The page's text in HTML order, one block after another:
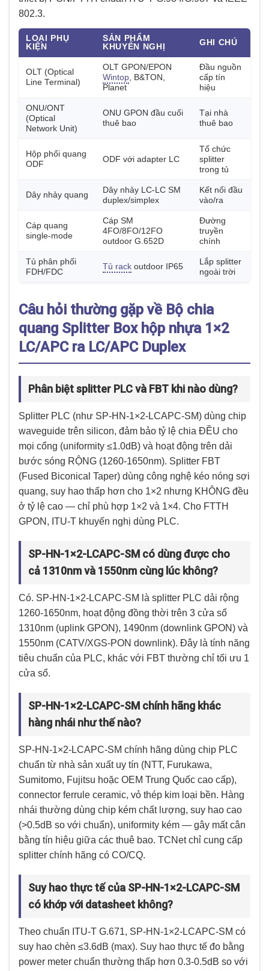
802.3.
LOẠI PHỤ
KIỆN
SẢN PHẨM
KHUYẾN NGHỊ
GHI CHÚ
OLT (Optical
Line Terminal)
OLT GPON/EPON
Wintop, B&TON,
Planet
Đầu nguồn
cấp tín
hiệu
ONU/ONT
(Optical
Network Unit)
ONU GPON đầu cuối
thuê bao
Tại nhà
thuê bao
Hộp phối quang
ODF
ODF với adapter LC
Tổ chức
splitter
trong tủ
Dây nhảy quang
Dây nhảy LC-LC SM
duplex/simplex
Kết nối đầu
vào/ra
Cáp quang
single-mode
Cáp SM
4FO/8FO/12FO
outdoor G.652D
Đường
truyền
chính
Tủ phân phối
FDH/FDC
Tủ rack outdoor IP65
Lắp splitter
ngoài trời
Câu hỏi thường gặp về Bộ chia
quang Splitter Box hộp nhựa 1×2
LC/APC ra LC/APC Duplex
Phân biệt splitter PLC và FBT khi nào dùng?
Splitter PLC (như SP-HN-1×2-LCAPC-SM) dùng chip
waveguide trên silicon, đảm bảo tỷ lệ chia ĐỀU cho
mọi cổng (uniformity ≤1.0dB) và hoạt động trên dải
bước sóng RỘNG (1260-1650nm). Splitter FBT
(Fused Biconical Taper) dùng công nghệ kéo nóng sợi
quang, suy hao thấp hơn cho 1×2 nhưng KHÔNG đều
ở tỷ lệ cao — chỉ phù hợp 1×2 và 1×4. Cho FTTH
GPON, ITU-T khuyến nghị dùng PLC.
SP-HN-1×2-LCAPC-SM có dùng được cho
cả 1310nm và 1550nm cùng lúc không?
Có. SP-HN-1×2-LCAPC-SM là splitter PLC dải rộng
1260-1650nm, hoạt động đồng thời trên 3 cửa sổ
1310nm (uplink GPON), 1490nm (downlink GPON) và
1550nm (CATV/XGS-PON downlink). Đây là tính năng
tiêu chuẩn của PLC, khác với FBT thường chỉ tối ưu 1
cửa sổ.
SP-HN-1×2-LCAPC-SM chính hãng khác
hàng nhái như thế nào?
SP-HN-1×2-LCAPC-SM chính hãng dùng chip PLC
chuẩn từ nhà sản xuất uy tín (NTT, Furukawa,
Sumitomo, Fujitsu hoặc OEM Trung Quốc cao cấp),
connector ferrule ceramic, vỏ thép kim loại bền. Hàng
nhái thường dùng chip kém chất lượng, suy hao cao
(>0.5dB so với chuẩn), uniformity kém — gây mất cân
bằng tín hiệu giữa các thuê bao. TCNet chỉ cung cấp
splitter chính hãng có CO/CQ.
Suy hao thực tế của SP-HN-1×2-LCAPC-SM
có khớp với datasheet không?
Theo chuẩn ITU-T G.671, SP-HN-1×2-LCAPC-SM có
suy hao chèn ≤3.6dB (max). Suy hao thực tế đo bằng
power meter chuẩn thường thấp hơn 0.3-0.5dB so với